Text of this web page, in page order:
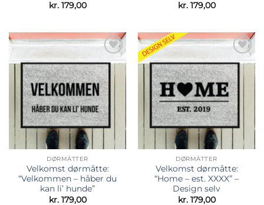
kr.179,00
kr.179,00
Tilføj til
ønskeliste
DØRMÅTTER
Velkomst dørmåtte:
“Velkommen – håber du
kan li’ hunde”
kr.179,00
Tilføj til
ønskeliste
DØRMÅTTER
Velkomst dørmåtte:
“Home – est. XXXX” –
Design selv
kr.179,00